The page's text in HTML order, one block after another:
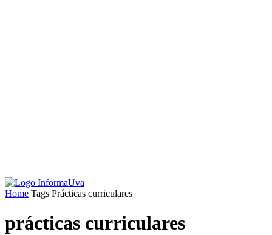
Home Tags Prácticas curriculares
prácticas curriculares